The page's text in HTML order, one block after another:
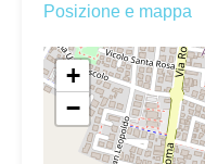
Posizione e mappa
+
−